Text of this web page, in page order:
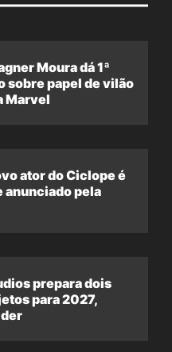
Moura dá 1ª
sobre papel de vilão
Marvel
ator do Ciclope é
anunciado pela
prepara dois
para 2027,